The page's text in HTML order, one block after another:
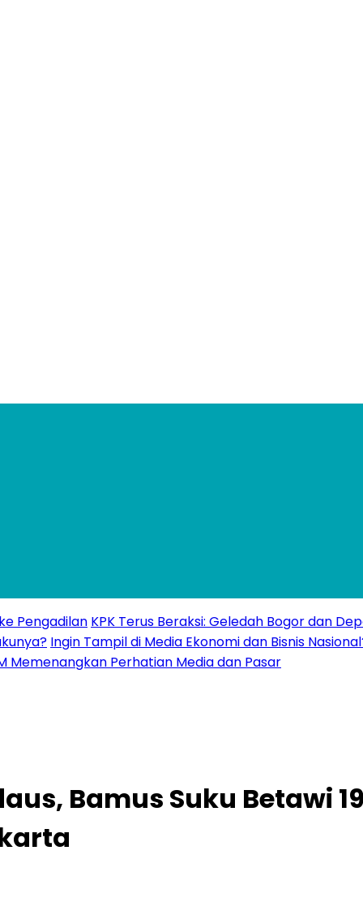
Pengadilan KPK Terus Beraksi: Geledah Bogor dan
Ingin Tampil di Media Ekonomi dan Bisnis
Memenangkan Perhatian Media dan Pasar
Bamus Suku Betawi